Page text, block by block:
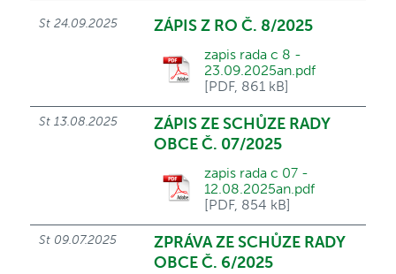
St 24.09.2025 ZÁPIS Z RO Č. 8/2025
zapis rada c 8 -
23.09.2025an.pdf
[PDF, 861 kB]
St 13.08.2025
ZÁPIS ZE SCHŮZE RADY
OBCE Č. 07/2025
zapis rada c 07 -
12.08.2025an.pdf
[PDF, 854 kB]
St 09.07.2025
ZPRÁVA ZE SCHŮZE RADY
OBCE Č. 6/2025